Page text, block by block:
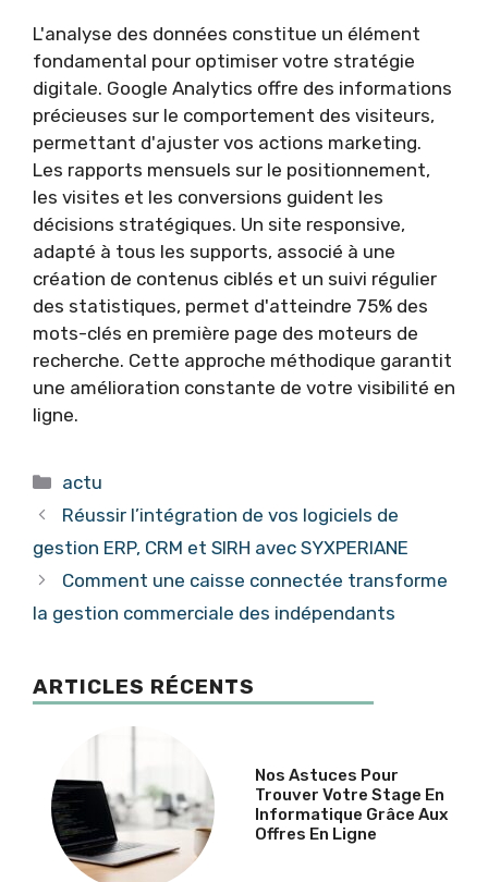
L'analyse des données constitue un élément
fondamental pour optimiser votre stratégie
digitale. Google Analytics offre des informations
précieuses sur le comportement des visiteurs,
permettant d'ajuster vos actions marketing.
Les rapports mensuels sur le positionnement,
les visites et les conversions guident les
décisions stratégiques. Un site responsive,
adapté à tous les supports, associé à une
création de contenus ciblés et un suivi régulier
des statistiques, permet d'atteindre 75% des
mots-clés en première page des moteurs de
recherche. Cette approche méthodique garantit
une amélioration constante de votre visibilité en
ligne.
Catégories
actu
Réussir l’intégration de vos logiciels de
gestion ERP, CRM et SIRH avec SYXPERIANE
Comment une caisse connectée transforme
la gestion commerciale des indépendants
ARTICLES RÉCENTS
Nos Astuces Pour
Trouver Votre Stage En
Informatique Grâce Aux
Offres En Ligne